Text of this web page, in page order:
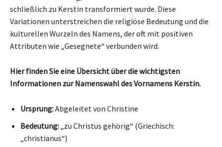
schließlich zu Kerstin transformiert wurde. Diese
Variationen unterstreichen die religiöse Bedeutung und die
kulturellen Wurzeln des Namens, der oft mit positiven
Attributen wie „Gesegnete“ verbunden wird.
Hier finden Sie eine Übersicht über die wichtigsten
Informationen zur Namenswahl des Vornamens Kerstin.
Ursprung:Abgeleitet von Christine
Bedeutung: „zu Christus gehörig“ (Griechisch:
„christianus“)